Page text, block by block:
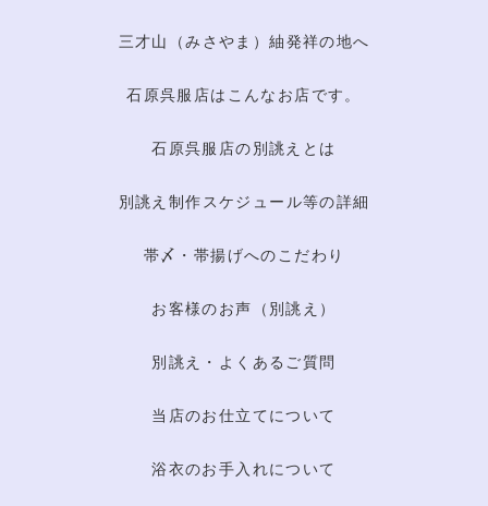
三才山（みさやま）紬発祥の地へ
石原呉服店はこんなお店です。
石原呉服店の別誂えとは
別誂え制作スケジュール等の詳細
帯〆・帯揚げへのこだわり
お客様のお声（別誂え）
別誂え・よくあるご質問
当店のお仕立てについて
浴衣のお手入れについて